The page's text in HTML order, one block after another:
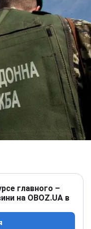
главного –
на OBOZ.UA в